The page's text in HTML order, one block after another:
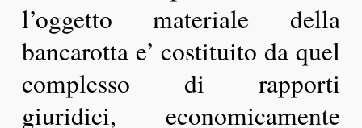
l’oggetto materiale della
bancarotta e’ costituito da quel
complesso di rapporti
giuridici, economicamente